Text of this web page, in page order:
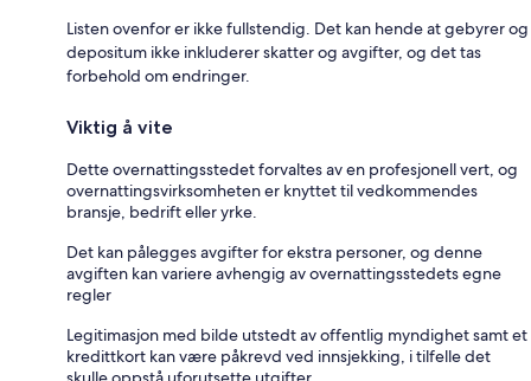
Listen ovenfor er ikke fullstendig. Det kan hende at gebyrer og
depositum ikke inkluderer skatter og avgifter, og det tas
forbehold om endringer.
Viktig å vite
Dette overnattingsstedet forvaltes av en profesjonell vert, og
overnattingsvirksomheten er knyttet til vedkommendes
bransje, bedrift eller yrke.
Det kan pålegges avgifter for ekstra personer, og denne
avgiften kan variere avhengig av overnattingsstedets egne
regler
Legitimasjon med bilde utstedt av offentlig myndighet samt et
kredittkort kan være påkrevd ved innsjekking, i tilfelle det